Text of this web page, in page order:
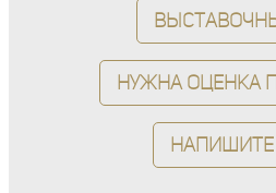
Нужна оценка